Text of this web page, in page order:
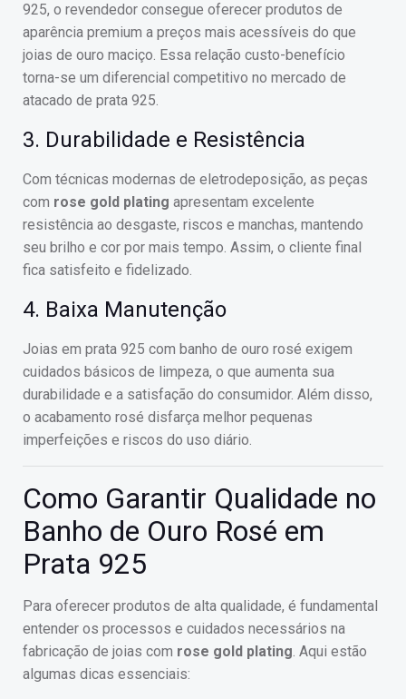
925, o revendedor consegue oferecer produtos de
aparência premium a preços mais acessíveis do que
joias de ouro maciço. Essa relação custo-benefício
torna-se um diferencial competitivo no mercado de
atacado de prata 925.
3. Durabilidade e Resistência
Com técnicas modernas de eletrodeposição, as peças
com rose gold plating apresentam excelente
resistência ao desgaste, riscos e manchas, mantendo
seu brilho e cor por mais tempo. Assim, o cliente final
fica satisfeito e fidelizado.
4. Baixa Manutenção
Joias em prata 925 com banho de ouro rosé exigem
cuidados básicos de limpeza, o que aumenta sua
durabilidade e a satisfação do consumidor. Além disso,
o acabamento rosé disfarça melhor pequenas
imperfeições e riscos do uso diário.
Como Garantir Qualidade no
Banho de Ouro Rosé em
Prata 925
Para oferecer produtos de alta qualidade, é fundamental
entender os processos e cuidados necessários na
fabricação de joias com rose gold plating. Aqui estão
algumas dicas essenciais: